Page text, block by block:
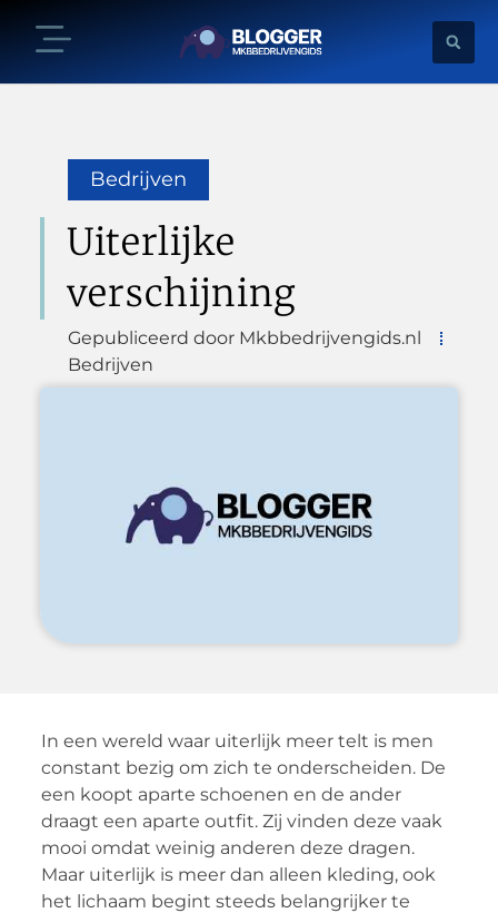
Bedrijven
Uiterlijke
verschijning
Gepubliceerd door Mkbbedrijvengids.nl
Bedrijven
In een wereld waar uiterlijk meer telt is men
constant bezig om zich te onderscheiden. De
een koopt aparte schoenen en de ander
draagt een aparte outfit. Zij vinden deze vaak
mooi omdat weinig anderen deze dragen.
Maar uiterlijk is meer dan alleen kleding, ook
het lichaam begint steeds belangrijker te